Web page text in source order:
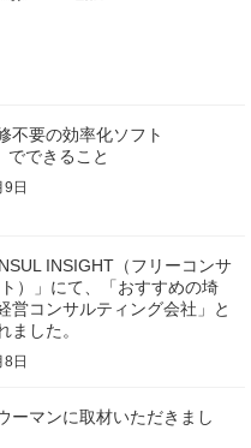
不要の効率化ソフト
でできること
9日
INSIGHT（フリーコンサ
）」にて、「おすすめの埼
営コンサルティング会社」と
ました。
8日
ーマンに取材いただきまし